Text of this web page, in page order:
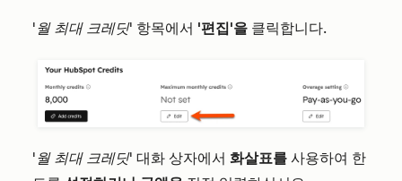
'월 최대 크레딧' 항목에서 '편집'을 클릭합니다.
'월 최대 크레딧' 대화 상자에서 화살표를 사용하여 한